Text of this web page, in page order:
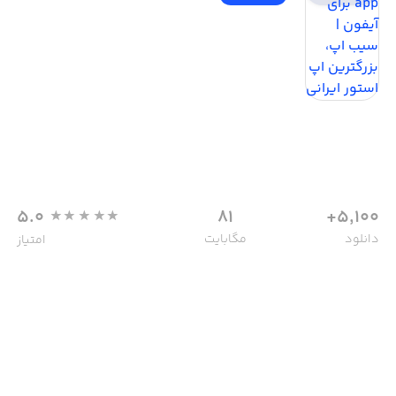
5,100+
دانلود
81
مگابایت
5.0
امتیاز